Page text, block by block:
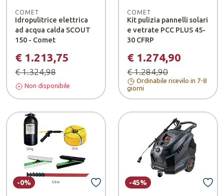
COMET
Idropulitrice elettrica
ad acqua calda SCOUT
150 - Comet
€ 1.213,75
€ 1.324,98
Non disponibile
COMET
Kit pulizia pannelli solari
e vetrate PCC PLUS 45-
30 CFRP
€ 1.274,90
€ 1.284,90
Ordinabile ricevilo in 7-8
giorni
-0% -45%